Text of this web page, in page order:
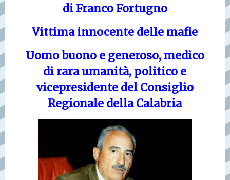
di Franco Fortugno
Vittima innocente delle mafie
Uomo buono e generoso, medico
di rara umanità, politico e
vicepresidente del Consiglio
Regionale della Calabria